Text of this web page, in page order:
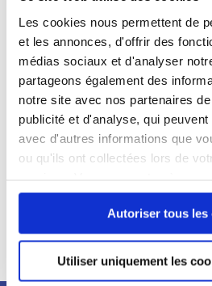
Les cookies nous permettent de
et les annonces, d'offrir des
médias sociaux et d'analyser
partageons également des
notre site avec nos partenaires
publicité et d'analyse, qui
avec d'autres informations que
ou qu'ils ont collectées lors de
continuez à utiliser notre site Web.
Autoriser tous les
Utiliser uniquement les
Qualifications et diplômes :
Profil recherché :
Expérience :
de